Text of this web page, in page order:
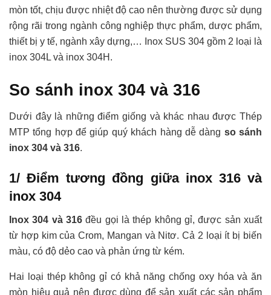
mòn tốt, chịu được nhiệt độ cao nên thường được sử dụng
rộng rãi trong ngành công nghiệp thực phẩm, dược phẩm,
thiết bị y tế, ngành xây dựng,… Inox SUS 304 gồm 2 loại là
inox 304L và inox 304H.
So sánh inox 304 và 316
Dưới đây là những điểm giống và khác nhau được Thép
MTP tổng hợp để giúp quý khách hàng dễ dàng so sánh
inox 304 và 316.
1/ Điểm tương đồng giữa inox 316 và
inox 304
Inox 304 và 316 đều gọi là thép không gỉ, được sản xuất
từ hợp kim của Crom, Mangan và Nitơ. Cả 2 loại ít bị biến
màu, có độ dẻo cao và phản ứng từ kém.
Hai loại thép không gỉ có khả năng chống oxy hóa và ăn
mòn hiệu quả nên được dùng để sản xuất các sản phẩm